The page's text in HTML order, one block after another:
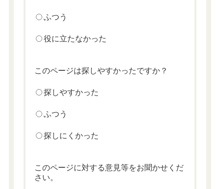
ふつう
役に立たなかった
このページは探しやすかったですか？
探しやすかった
ふつう
探しにくかった
このページに対する意見等をお聞かせくだ
さい。